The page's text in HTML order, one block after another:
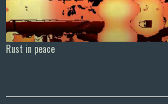
Rust in peace